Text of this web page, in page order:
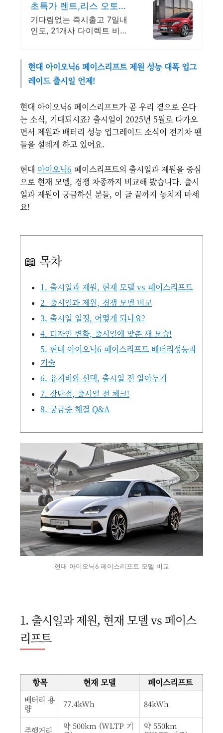
초특가 렌트,리스 오토플
랜 기다림없는 즉시출고
비교견적
기다림없는 즉시출고 7일내
인도, 21개사 다이렉트 비교
현대 아이오닉6 페이스리프트 제원 성능 대폭 업그
레이드 출시일 언제!
현대 아이오닉6 페이스리프트가 곧 우리 곁으로 온다
는 소식, 기대되시죠? 출시일이 2025년 5월로 다가오
면서 제원과 배터리 성능 업그레이드 소식이 전기차 팬
들을 설레게 하고 있어요.
현대 아이오닉6 페이스리프트의 출시일과 제원을 중심
으로 현재 모델, 경쟁 차종까지 비교해 봤습니다. 출시
일과 제원이 궁금하신 분들, 이 글 끝까지 놓치지 마세
요!
📖 목차
1. 출시일과 제원, 현재 모델 vs 페이스리프트
2. 출시일과 제원, 경쟁 모델 비교
3. 출시일 일정, 어떻게 되나요?
4. 디자인 변화, 출시일에 맞춘 새 모습!
5. 현대 아이오닉6 페이스리프트 배터리성능과
기술
6. 유지비와 선택, 출시일 전 알아두기
7. 장단점, 출시일 전 체크!
8. 궁금증 해결 Q&A
현대 아이오닉6 페이스리프트 모델 비교
1. 출시일과 제원, 현재 모델 vs 페이스
리프트
항목 현재 모델 페이스리프트
배터리 용
량
77.4kWh 84kWh
주행거리
약 500km (WLTP 기
약 550km